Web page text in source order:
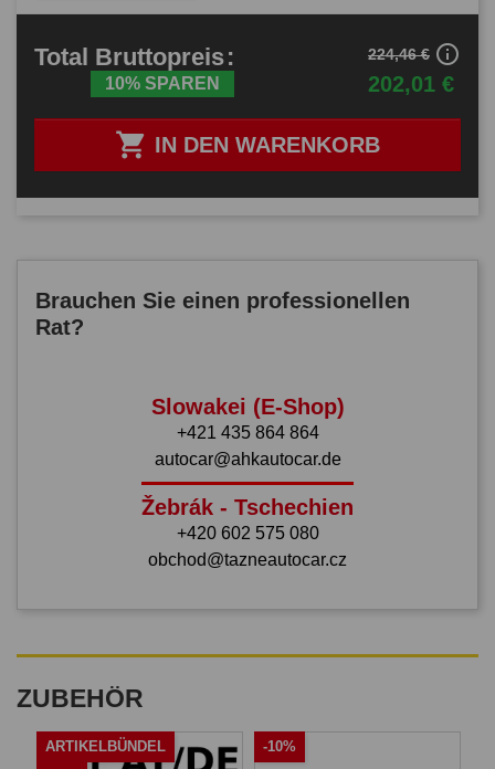
 IN DEN WARENKORB
Total Bruttopreis:
10% SPAREN 202,01 €
224,46 € info_outline
Brauchen Sie einen professionellen
Rat?
Slowakei (E-Shop)
+421 435 864 864
autocar@ahkautocar.de
Žebrák - Tschechien
+420 602 575 080
obchod@tazneautocar.cz
ZUBEHÖR
ARTIKELBÜNDEL
-10%